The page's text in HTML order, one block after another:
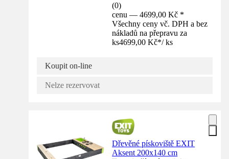
(0)
cenu — 4699,00 Kč *
Všechny ceny vč. DPH a bez
nákladů na přepravu za
ks4699,00 Kč*/ ks
Koupit on-line
Nelze rezervovat
Dřevěné pískoviště EXIT
Aksent 200x140 cm